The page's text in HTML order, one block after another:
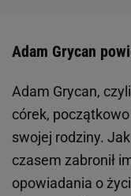
Adam Grycan
Adam Grycan,
córek,
swojej rodziny.
czasem zabronił
opowiadania o